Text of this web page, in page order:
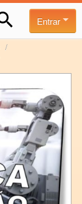
Entrar
/